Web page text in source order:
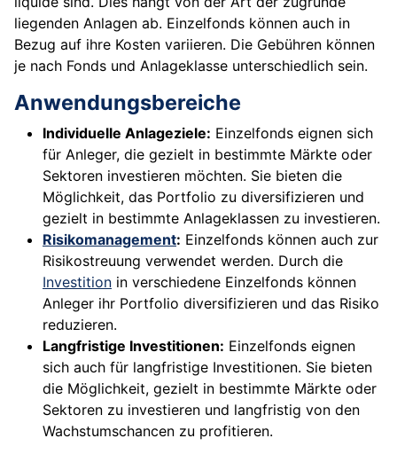
liegenden Anlagen ab. Einzelfonds können auch in
Bezug auf ihre Kosten variieren. Die Gebühren können
je nach Fonds und Anlageklasse unterschiedlich sein.
Anwendungsbereiche
Individuelle Anlageziele: Einzelfonds eignen sich
für Anleger, die gezielt in bestimmte Märkte oder
Sektoren investieren möchten. Sie bieten die
Möglichkeit, das Portfolio zu diversifizieren und
gezielt in bestimmte Anlageklassen zu investieren.
Risikomanagement: Einzelfonds können auch zur
Risikostreuung verwendet werden. Durch die
Investition in verschiedene Einzelfonds können
Anleger ihr Portfolio diversifizieren und das Risiko
reduzieren.
Langfristige Investitionen: Einzelfonds eignen
sich auch für langfristige Investitionen. Sie bieten
die Möglichkeit, gezielt in bestimmte Märkte oder
Sektoren zu investieren und langfristig von den
Wachstumschancen zu profitieren.